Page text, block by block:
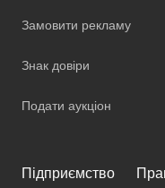
Замовити рекламу
Знак довіри
Подати аукціон
Підприємство